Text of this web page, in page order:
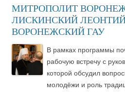
МИТРОПОЛИТ
ЛИСКИНСКИЙ
ВОРОНЕЖСКИЙ ГАУ
В рамках программы
рабочую встречу с
которой обсудил
молодёжи и роль